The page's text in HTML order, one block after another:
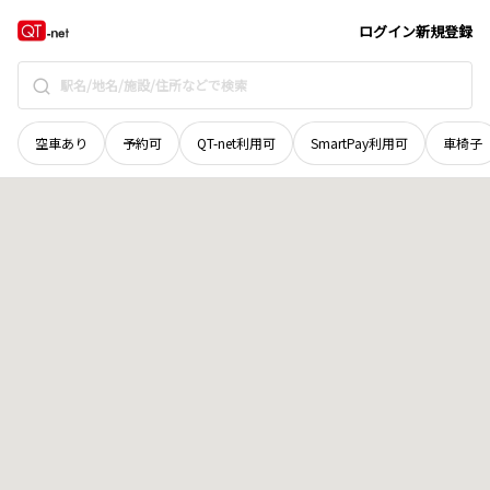
ログイン新規登録
空車あり 予約可 QT-net利用可 SmartPay利用可 車椅子
長野県